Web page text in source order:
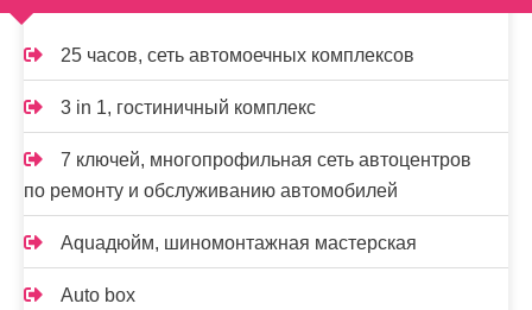
25 часов, сеть автомоечных комплексов
3 in 1, гостиничный комплекс
7 ключей, многопрофильная сеть автоцентров
по ремонту и обслуживанию автомобилей
Aquaдюйм, шиномонтажная мастерская
Auto box